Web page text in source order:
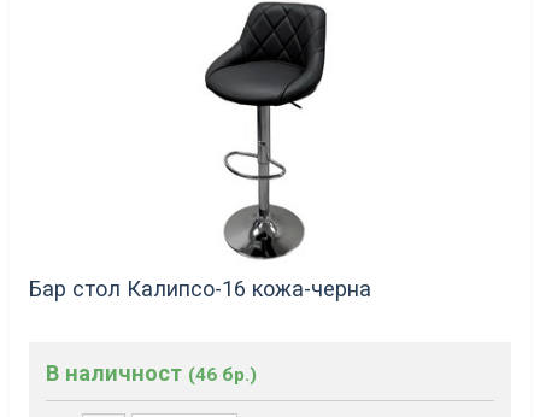
Бар стол Калипсо-16 кожа-черна
В наличност (46 бр.)